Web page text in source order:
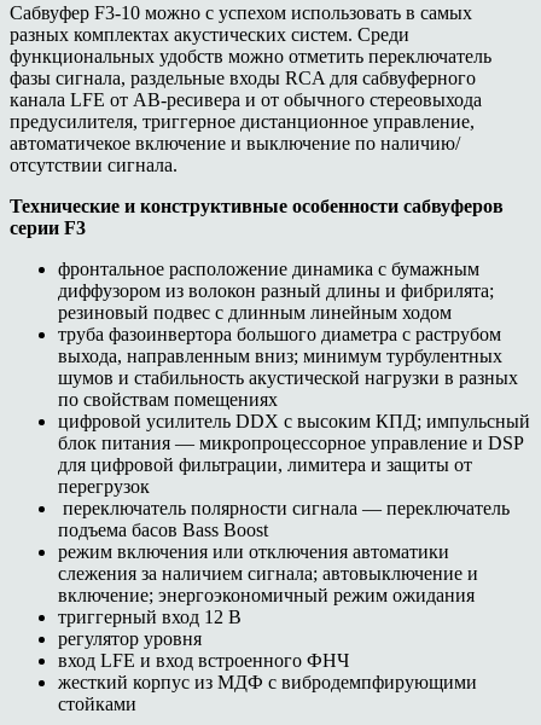
Сабвуфер F3-10 можно с успехом использовать в самых
разных комплектах акустических систем. Среди
функциональных удобств можно отметить переключатель
фазы сигнала, раздельные входы RCA для сабвуферного
канала LFE от АВ-ресивера и от обычного стереовыхода
предусилителя, триггерное дистанционное управление,
автоматичекое включение и выключение по наличию/
отсутствии сигнала.
Технические и конструктивные особенности сабвуферов
серии F3
фронтальное расположение динамика с бумажным
диффузором из волокон разный длины и фибрилята;
резиновый подвес с длинным линейным ходом
труба фазоинвертора большого диаметра с раструбом
выхода, направленным вниз; минимум турбулентных
шумов и стабильность акустической нагрузки в разных
по свойствам помещениях
цифровой усилитель DDX с высоким КПД; импульсный
блок питания — микропроцессорное управление и DSP
для цифровой фильтрации, лимитера и защиты от
перегрузок
переключатель полярности сигнала — переключатель
подъема басов Bass Boost
режим включения или отключения автоматики
слежения за наличием сигнала; автовыключение и
включение; энергоэкономичный режим ожидания
триггерный вход 12 В
регулятор уровня
вход LFE и вход встроенного ФНЧ
жесткий корпус из МДФ с вибродемпфирующими
стойками